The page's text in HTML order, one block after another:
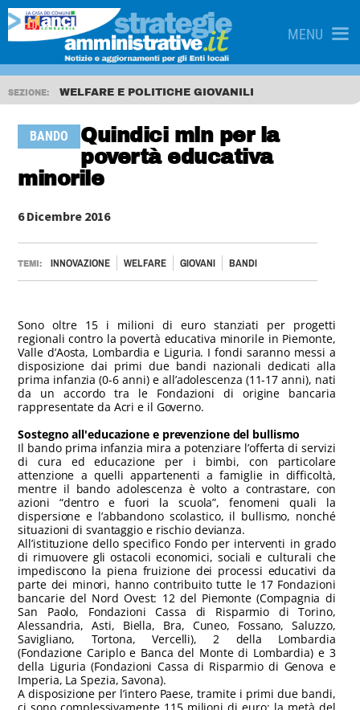
MENU
SEZIONE: WELFARE E POLITICHE GIOVANILI
BANDO
Quindici mln per la
povertà educativa
minorile
6 Dicembre 2016
TEMI: INNOVAZIONE WELFARE GIOVANI BANDI
Sono oltre 15 i milioni di euro stanziati per progetti
regionali contro la povertà educativa minorile in Piemonte,
Valle d’Aosta, Lombardia e Liguria. I fondi saranno messi a
disposizione dai primi due bandi nazionali dedicati alla
prima infanzia (0-6 anni) e all’adolescenza (11-17 anni), nati
da un accordo tra le Fondazioni di origine bancaria
rappresentate da Acri e il Governo.
Sostegno all'educazione e prevenzione del bullismo
Il bando prima infanzia mira a potenziare l’offerta di servizi
di cura ed educazione per i bimbi, con particolare
attenzione a quelli appartenenti a famiglie in difficoltà,
mentre il bando adolescenza è volto a contrastare, con
azioni “dentro e fuori la scuola”, fenomeni quali la
dispersione e l’abbandono scolastico, il bullismo, nonché
situazioni di svantaggio e rischio devianza.
All’istituzione dello specifico Fondo per interventi in grado
di rimuovere gli ostacoli economici, sociali e culturali che
impediscono la piena fruizione dei processi educativi da
parte dei minori, hanno contribuito tutte le 17 Fondazioni
bancarie del Nord Ovest: 12 del Piemonte (Compagnia di
San Paolo, Fondazioni Cassa di Risparmio di Torino,
Alessandria, Asti, Biella, Bra, Cuneo, Fossano, Saluzzo,
Savigliano, Tortona, Vercelli), 2 della Lombardia
(Fondazione Cariplo e Banca del Monte di Lombardia) e 3
della Liguria (Fondazioni Cassa di Risparmio di Genova e
Imperia, La Spezia, Savona).
A disposizione per l’intero Paese, tramite i primi due bandi,